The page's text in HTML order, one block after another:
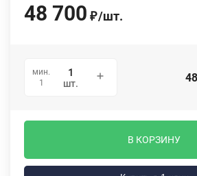
48 700 ₽/шт.
мин.
1
шт.
В КОРЗИНУ